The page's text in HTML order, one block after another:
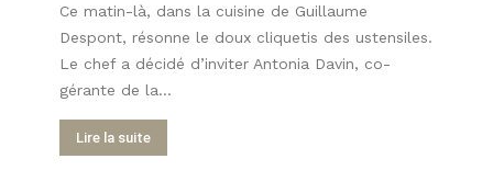
Ce matin-là, dans la cuisine de Guillaume
Despont, résonne le doux cliquetis des ustensiles.
Le chef a décidé d’inviter Antonia Davin, co-
gérante de la...
Lire la suite